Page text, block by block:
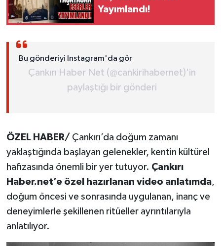
Yayımlandı!
Bu gönderiyi Instagram'da gör
Çankırı Haber Net (@cankirihabernet)'in
paylaştığı bir gönderi
ÖZEL HABER/ Çankırı’da doğum zamanı
yaklaştığında başlayan gelenekler, kentin kültürel
hafızasında önemli bir yer tutuyor. Çankırı
Haber.net’e özel hazırlanan video anlatımda,
doğum öncesi ve sonrasında uygulanan, inanç ve
deneyimlerle şekillenen ritüeller ayrıntılarıyla
anlatılıyor.